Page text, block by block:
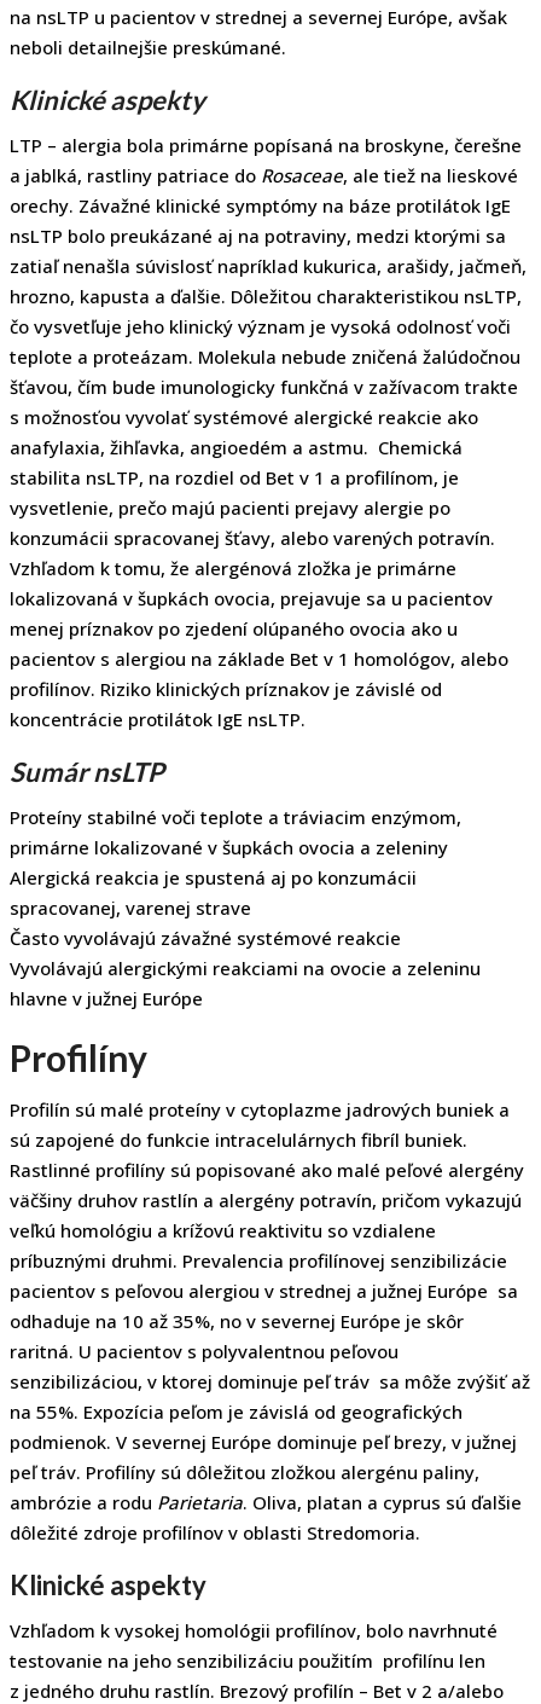
na nsLTP u pacientov v strednej a severnej Európe, avšak
neboli detailnejšie preskúmané.
Klinické aspekty
LTP – alergia bola primárne popísaná na broskyne, čerešne
a jablká, rastliny patriace do Rosaceae, ale tiež na lieskové
orechy. Závažné klinické symptómy na báze protilátok IgE
nsLTP bolo preukázané aj na potraviny, medzi ktorými sa
zatiaľ nenašla súvislosť napríklad kukurica, arašidy, jačmeň,
hrozno, kapusta a ďalšie. Dôležitou charakteristikou nsLTP,
čo vysvetľuje jeho klinický význam je vysoká odolnosť voči
teplote a proteázam. Molekula nebude zničená žalúdočnou
šťavou, čím bude imunologicky funkčná v zažívacom trakte
s možnosťou vyvolať systémové alergické reakcie ako
anafylaxia, žihľavka, angioedém a astmu. Chemická
stabilita nsLTP, na rozdiel od Bet v 1 a profilínom, je
vysvetlenie, prečo majú pacienti prejavy alergie po
konzumácii spracovanej šťavy, alebo varených potravín.
Vzhľadom k tomu, že alergénová zložka je primárne
lokalizovaná v šupkách ovocia, prejavuje sa u pacientov
menej príznakov po zjedení olúpaného ovocia ako u
pacientov s alergiou na základe Bet v 1 homológov, alebo
profilínov. Riziko klinických príznakov je závislé od
koncentrácie protilátok IgE nsLTP.
Sumár nsLTP
Proteíny stabilné voči teplote a tráviacim enzýmom,
primárne lokalizované v šupkách ovocia a zeleniny
Alergická reakcia je spustená aj po konzumácii
spracovanej, varenej strave
Často vyvolávajú závažné systémové reakcie
Vyvolávajú alergickými reakciami na ovocie a zeleninu
hlavne v južnej Európe
Profilíny
Profilín sú malé proteíny v cytoplazme jadrových buniek a
sú zapojené do funkcie intracelulárnych fibríl buniek.
Rastlinné profilíny sú popisované ako malé peľové alergény
väčšiny druhov rastlín a alergény potravín, pričom vykazujú
veľkú homológiu a krížovú reaktivitu so vzdialene
príbuznými druhmi. Prevalencia profilínovej senzibilizácie
pacientov s peľovou alergiou v strednej a južnej Európe sa
odhaduje na 10 až 35%, no v severnej Európe je skôr
raritná. U pacientov s polyvalentnou peľovou
senzibilizáciou, v ktorej dominuje peľ tráv sa môže zvýšiť až
na 55%. Expozícia peľom je závislá od geografických
podmienok. V severnej Európe dominuje peľ brezy, v južnej
peľ tráv. Profilíny sú dôležitou zložkou alergénu paliny,
ambrózie a rodu Parietaria. Oliva, platan a cyprus sú ďalšie
dôležité zdroje profilínov v oblasti Stredomoria.
Klinické aspekty
Vzhľadom k vysokej homológii profilínov, bolo navrhnuté
testovanie na jeho senzibilizáciu použitím profilínu len
z jedného druhu rastlín. Brezový profilín – Bet v 2 a/alebo